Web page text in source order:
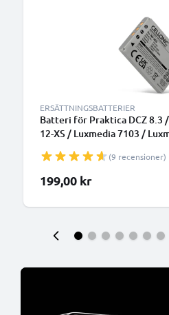
ERSÄTTNINGSBATTERIER
Batteri för Praktica DCZ 8.3
12-XS / Luxmedia 7103 /
(9 recensioner)
199,00 kr